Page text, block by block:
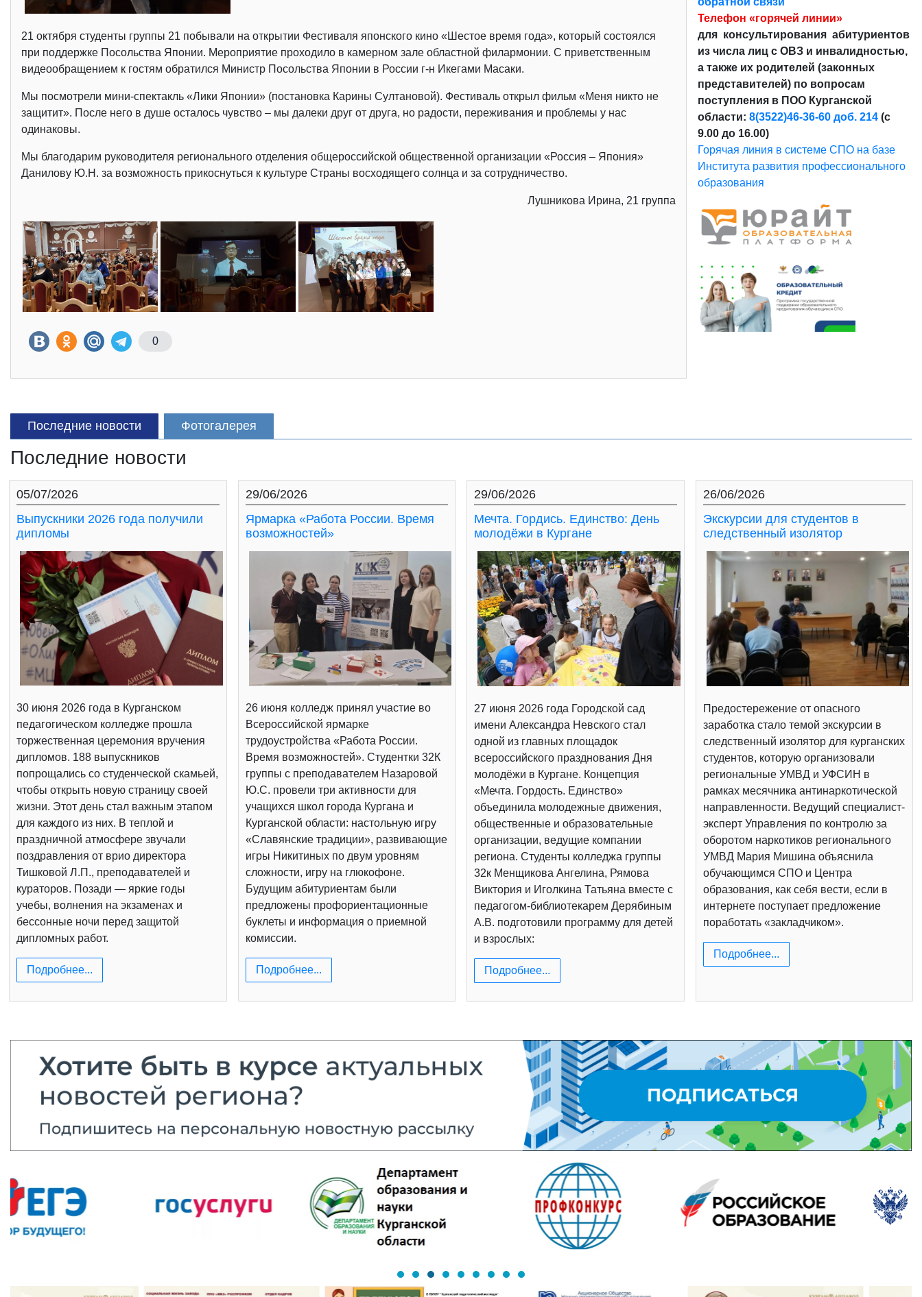
21 октября студенты группы 21 побывали на открытии Фестиваля японского кино «Шестое время года», который состоялся
при поддержке Посольства Японии. Мероприятие проходило в камерном зале областной филармонии. С приветственным
видеообращением к гостям обратился Министр Посольства Японии в России г-н Икегами Масаки.
Мы посмотрели мини-спектакль «Лики Японии» (постановка Карины Султановой). Фестиваль открыл фильм «Меня никто не
защитит». После него в душе осталось чувство – мы далеки друг от друга, но радости, переживания и проблемы у нас
одинаковы.
Мы благодарим руководителя регионального отделения общероссийской общественной организации «Россия – Япония»
Данилову Ю.Н. за возможность прикоснуться к культуре Страны восходящего солнца и за сотрудничество.
Лушникова Ирина, 21 группа
0
Телефон «горячей линии»
для консультирования абитуриентов
из числа лиц с ОВЗ и инвалидностью,
а также их родителей (законных
представителей) по вопросам
поступления в ПОО Курганской
области: 8(3522)46-36-60 доб. 214(с
9.00 до 16.00)
Горячая линия в системе СПО на базе
Института развития профессионального
образования
Последние новости Фотогалерея
Последние новости
05/07/2026
Выпускники 2026 года получили
дипломы
30 июня 2026 года в Курганском
педагогическом колледже прошла
торжественная церемония вручения
дипломов. 188 выпускников
попрощались со студенческой скамьей,
чтобы открыть новую страницу своей
жизни. Этот день стал важным этапом
для каждого из них. В теплой и
праздничной атмосфере звучали
поздравления от врио директора
Тишковой Л.П., преподавателей и
кураторов. Позади — яркие годы
учебы, волнения на экзаменах и
бессонные ночи перед защитой
дипломных работ.
Подробнее...
29/06/2026
Ярмарка «Работа России. Время
возможностей»
26 июня колледж принял участие во
Всероссийской ярмарке
трудоустройства «Работа России.
Время возможностей». Студентки 32К
группы с преподавателем Назаровой
Ю.С. провели три активности для
учащихся школ города Кургана и
Курганской области: настольную игру
«Славянские традиции», развивающие
игры Никитиных по двум уровням
сложности, игру на глюкофоне.
Будущим абитуриентам были
предложены профориентационные
буклеты и информация о приемной
комиссии.
Подробнее...
29/06/2026
Мечта. Гордись. Единство: День
молодёжи в Кургане
27 июня 2026 года Городской сад
имени Александра Невского стал
одной из главных площадок
всероссийского празднования Дня
молодёжи в Кургане. Концепция
«Мечта. Гордость. Единство»
объединила молодежные движения,
общественные и образовательные
организации, ведущие компании
региона. Студенты колледжа группы
32к Менщикова Ангелина, Рямова
Виктория и Иголкина Татьяна вместе с
педагогом-библиотекарем Дерябиным
А.В. подготовили программу для детей
и взрослых:
Подробнее...
26/06/2026
Экскурсии для студентов в
следственный изолятор
Предостережение от опасного
заработка стало темой экскурсии в
следственный изолятор для курганских
студентов, которую организовали
региональные УМВД и УФСИН в
рамках месячника антинаркотической
направленности. Ведущий специалист-
эксперт Управления по контролю за
оборотом наркотиков регионального
УМВД Мария Мишина объяснила
обучающимся СПО и Центра
образования, как себя вести, если в
интернете поступает предложение
поработать «закладчиком».
Подробнее...